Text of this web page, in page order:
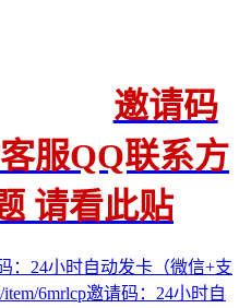
邀请码
服QQ联系方
请看此贴
：24小时自动发卡（微信+支
6mrlcp邀请码：24小时自